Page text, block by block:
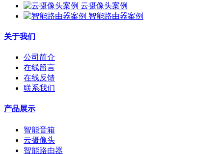
云摄像头案例
智能路由器案例
关于我们
公司简介
在线留言
在线反馈
联系我们
产品展示
智能音箱
云摄像头
智能路由器